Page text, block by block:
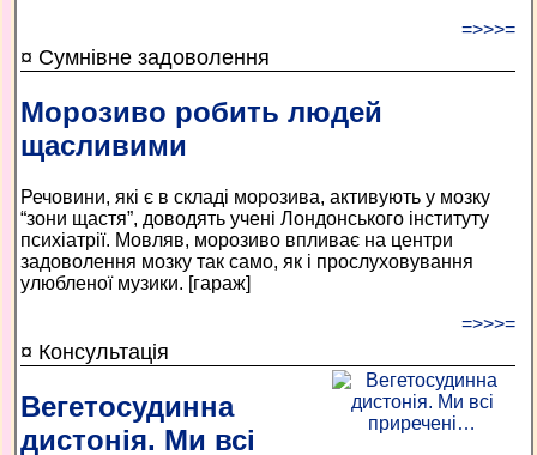
=>>>=
¤ Сумнівне задоволення
Морозиво робить людей
щасливими
Речовини, які є в складі морозива, активують у мозку
“зони щастя”, доводять учені Лондонського інституту
психіатрії. Мовляв, морозиво впливає на центри
задоволення мозку так само, як і прослуховування
улюбленої музики. [гараж]
=>>>=
¤ Консультація
Вегетосудинна
дистонія. Ми всі